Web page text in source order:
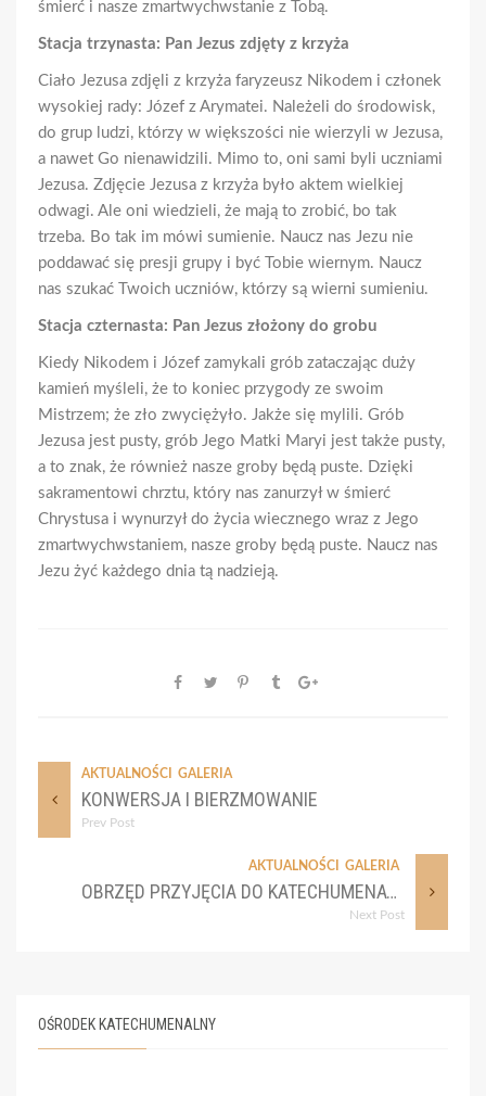
śmierć i nasze zmartwychwstanie z Tobą.
Stacja trzynasta: Pan Jezus zdjęty z krzyża
Ciało Jezusa zdjęli z krzyża faryzeusz Nikodem i członek
wysokiej rady: Józef z Arymatei. Należeli do środowisk,
do grup ludzi, którzy w większości nie wierzyli w Jezusa,
a nawet Go nienawidzili. Mimo to, oni sami byli uczniami
Jezusa. Zdjęcie Jezusa z krzyża było aktem wielkiej
odwagi. Ale oni wiedzieli, że mają to zrobić, bo tak
trzeba. Bo tak im mówi sumienie. Naucz nas Jezu nie
poddawać się presji grupy i być Tobie wiernym. Naucz
nas szukać Twoich uczniów, którzy są wierni sumieniu.
Stacja czternasta: Pan Jezus złożony do grobu
Kiedy Nikodem i Józef zamykali grób zataczając duży
kamień myśleli, że to koniec przygody ze swoim
Mistrzem; że zło zwyciężyło. Jakże się mylili. Grób
Jezusa jest pusty, grób Jego Matki Maryi jest także pusty,
a to znak, że również nasze groby będą puste. Dzięki
sakramentowi chrztu, który nas zanurzył w śmierć
Chrystusa i wynurzył do życia wiecznego wraz z Jego
zmartwychwstaniem, nasze groby będą puste. Naucz nas
Jezu żyć każdego dnia tą nadzieją.
AKTUALNOŚCI GALERIA
KONWERSJA I BIERZMOWANIE
Prev Post
AKTUALNOŚCI GALERIA
OBRZĘD PRZYJĘCIA DO KATECHUMENATU, 23.06.2023
Next Post
OŚRODEK KATECHUMENALNY